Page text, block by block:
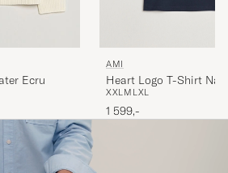
Ecru
AMI
Heart Logo T-Shirt
XXLM LXL
1 599,-